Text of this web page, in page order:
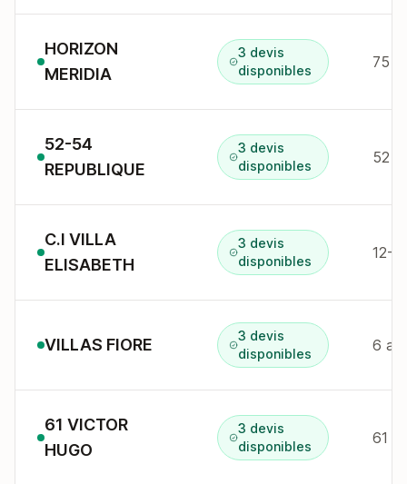
HORIZON
MERIDIA
3 devis
disponibles
75
52-54
REPUBLIQUE
3 devis
disponibles
52
C.I VILLA
ELISABETH
3 devis
disponibles
12-
VILLAS FIORE
3 devis
disponibles
61 VICTOR
HUGO
3 devis
disponibles
61